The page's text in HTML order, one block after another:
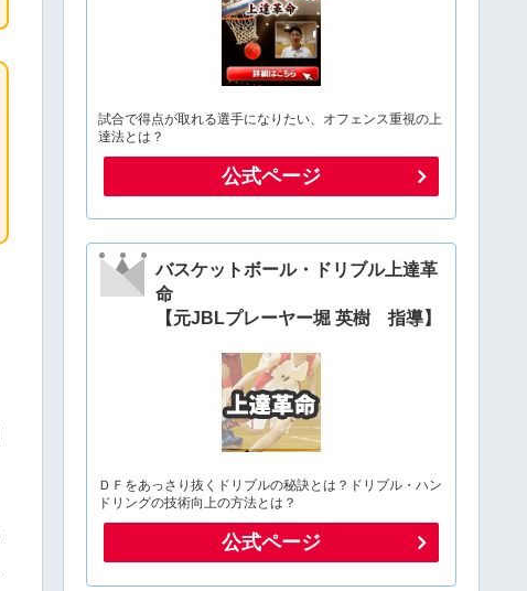
試合で得点が取れる選手になりたい、オフェンス重視の上
達法とは？
公式ページ
バスケットボール・ドリブル上達革
命
【元JBLプレーヤー堀 英樹 指導】
ＤＦをあっさり抜くドリブルの秘訣とは？ドリブル・ハン
ドリングの技術向上の方法とは？
公式ページ